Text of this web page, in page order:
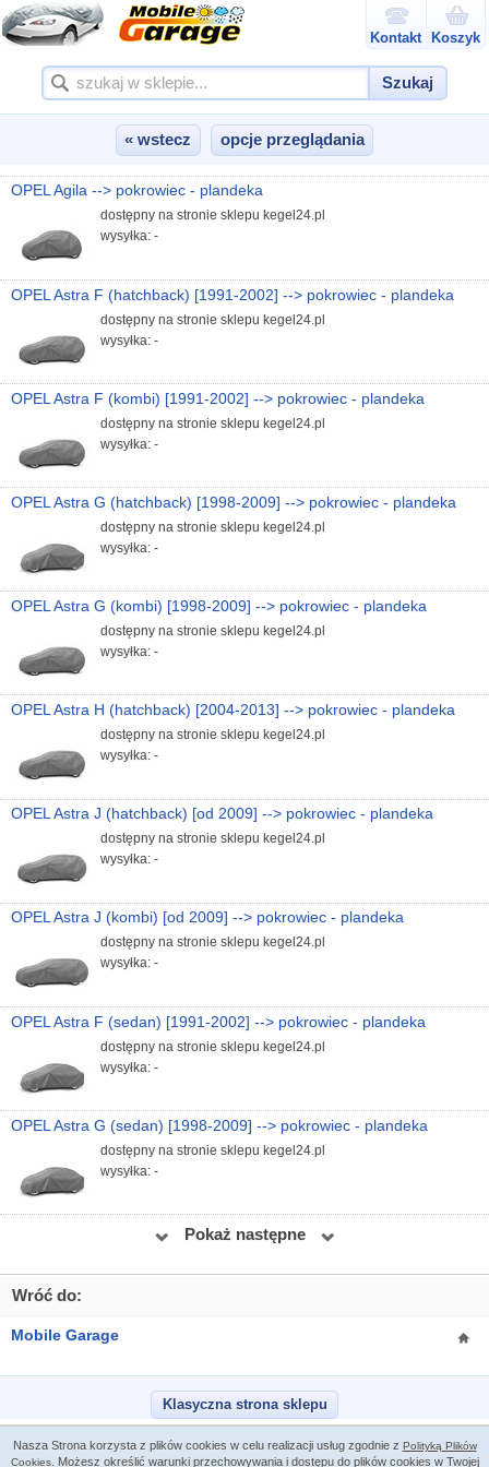
Kontakt Koszyk
Szukaj
« wstecz opcje przeglądania
OPEL Agila --> pokrowiec - plandeka
dostępny na stronie sklepu kegel24.pl
wysyłka: -
OPEL Astra F (hatchback) [1991-2002] --> pokrowiec - plandeka
dostępny na stronie sklepu kegel24.pl
wysyłka: -
OPEL Astra F (kombi) [1991-2002] --> pokrowiec - plandeka
dostępny na stronie sklepu kegel24.pl
wysyłka: -
OPEL Astra G (hatchback) [1998-2009] --> pokrowiec - plandeka
dostępny na stronie sklepu kegel24.pl
wysyłka: -
OPEL Astra G (kombi) [1998-2009] --> pokrowiec - plandeka
dostępny na stronie sklepu kegel24.pl
wysyłka: -
OPEL Astra H (hatchback) [2004-2013] --> pokrowiec - plandeka
dostępny na stronie sklepu kegel24.pl
wysyłka: -
OPEL Astra J (hatchback) [od 2009] --> pokrowiec - plandeka
dostępny na stronie sklepu kegel24.pl
wysyłka: -
OPEL Astra J (kombi) [od 2009] --> pokrowiec - plandeka
dostępny na stronie sklepu kegel24.pl
wysyłka: -
OPEL Astra F (sedan) [1991-2002] --> pokrowiec - plandeka
dostępny na stronie sklepu kegel24.pl
wysyłka: -
OPEL Astra G (sedan) [1998-2009] --> pokrowiec - plandeka
dostępny na stronie sklepu kegel24.pl
wysyłka: -
Pokaż następne
Wróć do:
Mobile Garage
Klasyczna strona sklepu
Nasza Strona korzysta z plików cookies w celu realizacji usług zgodnie z Polityką Plików
Cookies. Możesz określić warunki przechowywania i dostępu do plików cookies w Twojej